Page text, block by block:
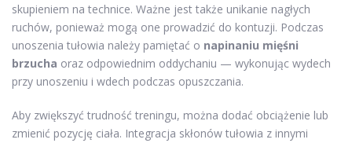
skupieniem na technice. Ważne jest także unikanie nagłych
ruchów, ponieważ mogą one prowadzić do kontuzji. Podczas
unoszenia tułowia należy pamiętać o napinaniu mięśni
brzucha oraz odpowiednim oddychaniu — wykonując wydech
przy unoszeniu i wdech podczas opuszczania.
Aby zwiększyć trudność treningu, można dodać obciążenie lub
zmienić pozycję ciała. Integracja skłonów tułowia z innymi